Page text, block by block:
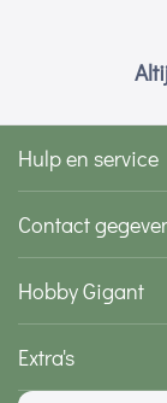
Hulp en service
Contact
Hobby Gigant
Extra's